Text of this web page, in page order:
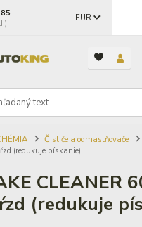
EUR
Čističe a odmastňovače
(redukuje pískanie)
CLEANER
(redukuje